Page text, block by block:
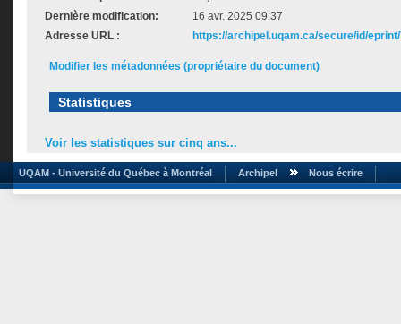
Dernière modification:
16 avr. 2025 09:37
Adresse URL :
https://archipel.uqam.ca/secure/id/
Modifier les métadonnées (propriétaire du document)
Statistiques
Voir les statistiques sur cinq ans...
UQAM - Université du Québec à Montréal Archipel Nous écrire